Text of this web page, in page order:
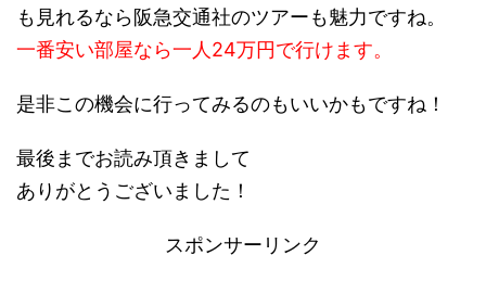
も見れるなら阪急交通社のツアーも魅力ですね。
一番安い部屋なら一人24万円で行けます。
是非この機会に行ってみるのもいいかもですね！
最後までお読み頂きまして
ありがとうございました！
スポンサーリンク